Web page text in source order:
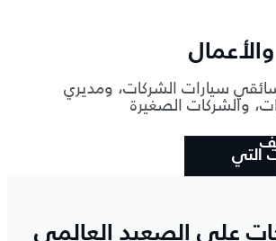
سائقي سيارات الشركات، ومديري
والشركات الصغيرة
التي
على الصعيد العالمي